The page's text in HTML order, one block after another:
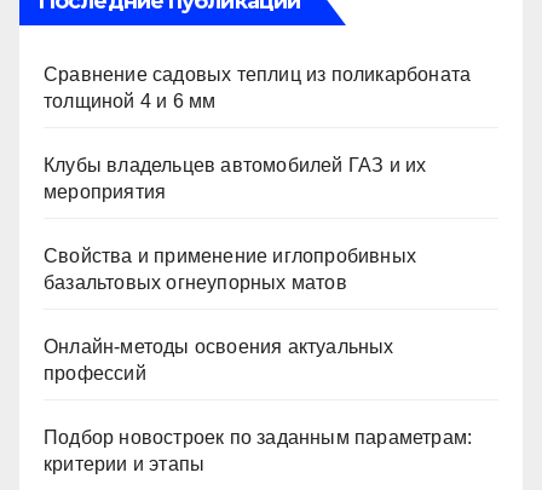
Сравнение садовых теплиц из поликарбоната
толщиной 4 и 6 мм
Клубы владельцев автомобилей ГАЗ и их
мероприятия
Свойства и применение иглопробивных
базальтовых огнеупорных матов
Онлайн-методы освоения актуальных
профессий
Подбор новостроек по заданным параметрам:
критерии и этапы